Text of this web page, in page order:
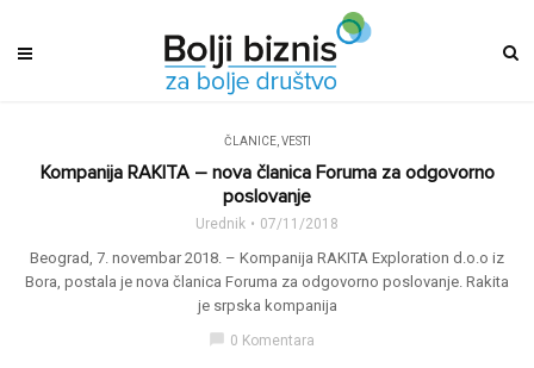
ČLANICE, VESTI
Kompanija RAKITA – nova članica Foruma za odgovorno
poslovanje
Urednik 07/11/2018
Beograd, 7. novembar 2018. – Kompanija RAKITA Exploration d.o.o iz
Bora, postala je nova članica Foruma za odgovorno poslovanje. Rakita
je srpska kompanija
chat_bubble 0 Komentara